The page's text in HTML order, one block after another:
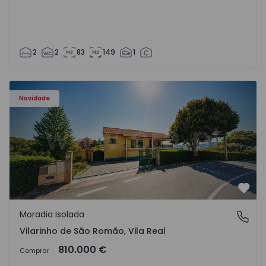
2 2 83 149 1
Novidade
Moradia Isolada T3 Sabrosa, Vilarinho de São Romão -
Vilarinho de São Romão, Vila Real
Moradia Isolada
Vilarinho de São Romão, Vila Real
Comprar 810.000 €